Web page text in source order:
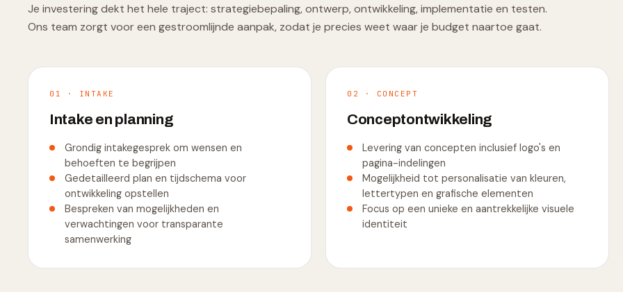
Je investering dekt het hele traject: strategiebepaling, ontwerp, ontwikkeling, implementatie en testen.
Ons team zorgt voor een gestroomlijnde aanpak, zodat je precies weet waar je budget naartoe gaat.
01 · INTAKE
Intake en planning
Grondig intakegesprek om wensen en
behoeften te begrijpen
Gedetailleerd plan en tijdschema voor
ontwikkeling opstellen
Bespreken van mogelijkheden en
verwachtingen voor transparante
samenwerking
02 · CONCEPT
Conceptontwikkeling
Levering van concepten inclusief logo's en
pagina-indelingen
Mogelijkheid tot personalisatie van kleuren,
lettertypen en grafische elementen
Focus op een unieke en aantrekkelijke visuele
identiteit